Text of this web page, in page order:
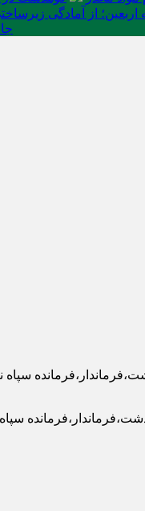
از آمادگی
3) با حضور امام جمعه محترم شهرستان
جمعه محترم شهرستان